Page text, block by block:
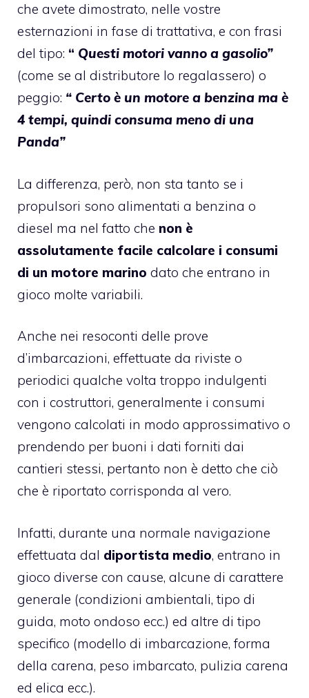
che avete dimostrato, nelle vostre
esternazioni in fase di trattativa, e con frasi
del tipo: “ Questi motori vanno a gasolio”
(come se al distributore lo regalassero) o
peggio: “ Certo è un motore a benzina ma è
4 tempi, quindi consuma meno di una
Panda”
La differenza, però, non sta tanto se i
propulsori sono alimentati a benzina o
diesel ma nel fatto che non è
assolutamente facile calcolare i consumi
di un motore marino dato che entrano in
gioco molte variabili.
Anche nei resoconti delle prove
d’imbarcazioni, effettuate da riviste o
periodici qualche volta troppo indulgenti
con i costruttori, generalmente i consumi
vengono calcolati in modo approssimativo o
prendendo per buoni i dati forniti dai
cantieri stessi, pertanto non è detto che ciò
che è riportato corrisponda al vero.
Infatti, durante una normale navigazione
effettuata dal diportista medio, entrano in
gioco diverse con cause, alcune di carattere
generale (condizioni ambientali, tipo di
guida, moto ondoso ecc.) ed altre di tipo
specifico (modello di imbarcazione, forma
della carena, peso imbarcato, pulizia carena
ed elica ecc.).